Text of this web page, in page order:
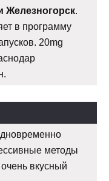
Железногорск.
в программу
20mg
методы
вкусный